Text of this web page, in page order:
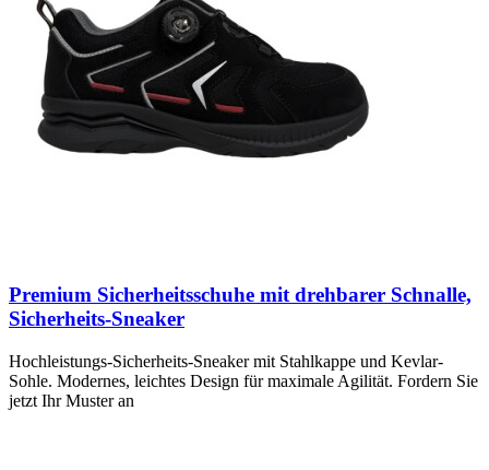
Premium Sicherheitsschuhe mit drehbarer Schnalle,
Sicherheits-Sneaker
Hochleistungs-Sicherheits-Sneaker mit Stahlkappe und Kevlar-
Sohle. Modernes, leichtes Design für maximale Agilität. Fordern Sie
jetzt Ihr Muster an